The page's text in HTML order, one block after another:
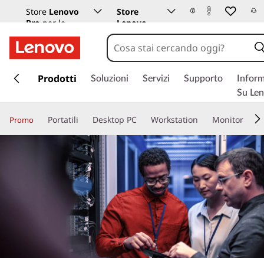
Store Lenovo
Pro per le
aziende
Store
Lenovo
Istruzione
a
a
Prodotti Soluzioni Servizi Supporto
Su
Promo Portatili Desktop PC Workstation Monitor